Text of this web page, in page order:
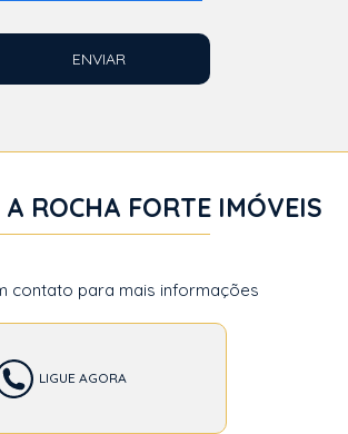
ENVIAR
A ROCHA FORTE IMÓVEIS
contato para mais informações
LIGUE AGORA